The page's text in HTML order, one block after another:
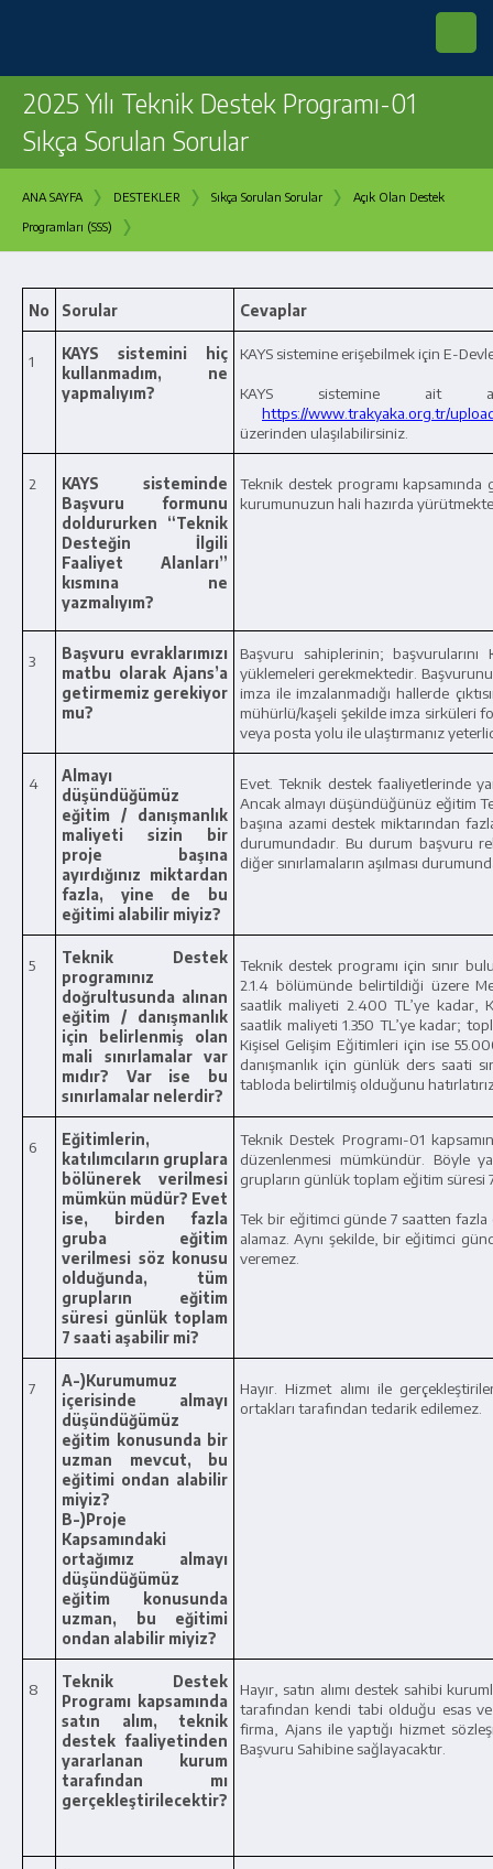
2025 Yılı Teknik Destek Programı-01
Sıkça Sorulan Sorular
ANA SAYFA › DESTEKLER › Sıkça Sorulan Sorular › Açık Olan Destek
Programları (SSS) ›
No Sorular Cevaplar
1
KAYS sistemini hiç
kullanmadım, ne
yapmalıyım?
KAYS sistemine erişebilmek için E-
KAYS sistemine ait
https://www.trakyaka.org.tr/
üzerinden ulaşılabilirsiniz.
2
KAYS sisteminde
Başvuru formunu
doldururken “Teknik
Desteğin İlgili
Faaliyet Alanları”
kısmına ne
yazmalıyım?
Teknik destek programı
kurumunuzun hali hazırda
3
Başvuru evraklarımızı
matbu olarak Ajans’a
getirmemiz gerekiyor
mu?
Başvuru sahiplerinin;
yüklemeleri gerekmektedir.
imza ile imzalanmadığı hallerde
mühürlü/kaşeli şekilde imza sirküleri
veya posta yolu ile ulaştırmanız
4
Almayı
düşündüğümüz
eğitim / danışmanlık
maliyeti sizin bir
proje başına
ayırdığınız miktardan
fazla, yine de bu
eğitimi alabilir miyiz?
Evet. Teknik destek faaliyetlerinde
Ancak almayı düşündüğünüz eğitim
başına azami destek miktarından
durumundadır. Bu durum başvuru
diğer sınırlamaların aşılması
5
Teknik Destek
programınız
doğrultusunda alınan
eğitim / danışmanlık
için belirlenmiş olan
mali sınırlamalar var
mıdır? Var ise bu
sınırlamalar nelerdir?
Teknik destek programı için sınır
2.1.4 bölümünde belirtildiği üzere
saatlik maliyeti 2.400 TL’ye kadar,
saatlik maliyeti 1.350 TL’ye kadar;
Kişisel Gelişim Eğitimleri için ise
danışmanlık için günlük ders saati
tabloda belirtilmiş olduğunu
6
Eğitimlerin,
katılımcıların gruplara
bölünerek verilmesi
mümkün müdür? Evet
ise, birden fazla
gruba eğitim
verilmesi söz konusu
olduğunda, tüm
grupların eğitim
süresi günlük toplam
7 saati aşabilir mi?
Teknik Destek Programı-01
düzenlenmesi mümkündür. Böyle
grupların günlük toplam eğitim süresi
Tek bir eğitimci günde 7 saatten fazla
alamaz. Aynı şekilde, bir eğitimci
veremez.
7
A-)Kurumumuz
içerisinde almayı
düşündüğümüz
eğitim konusunda bir
uzman mevcut, bu
eğitimi ondan alabilir
miyiz?
B-)Proje
Kapsamındaki
ortağımız almayı
düşündüğümüz
eğitim konusunda
uzman, bu eğitimi
ondan alabilir miyiz?
Hayır. Hizmet alımı ile
ortakları tarafından tedarik edilemez.
8
Teknik Destek
Programı kapsamında
satın alım, teknik
destek faaliyetinden
yararlanan kurum
tarafından mı
gerçekleştirilecektir?
Hayır, satın alımı destek sahibi
tarafından kendi tabi olduğu esas
firma, Ajans ile yaptığı hizmet
Başvuru Sahibine sağlayacaktır.